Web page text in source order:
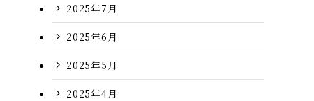
2025年7月
2025年6月
2025年5月
2025年4月